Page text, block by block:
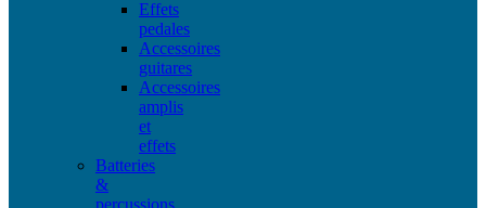
Effets
pedales
Accessoires
guitares
Accessoires
amplis
et
effets
Batteries
&
percussions